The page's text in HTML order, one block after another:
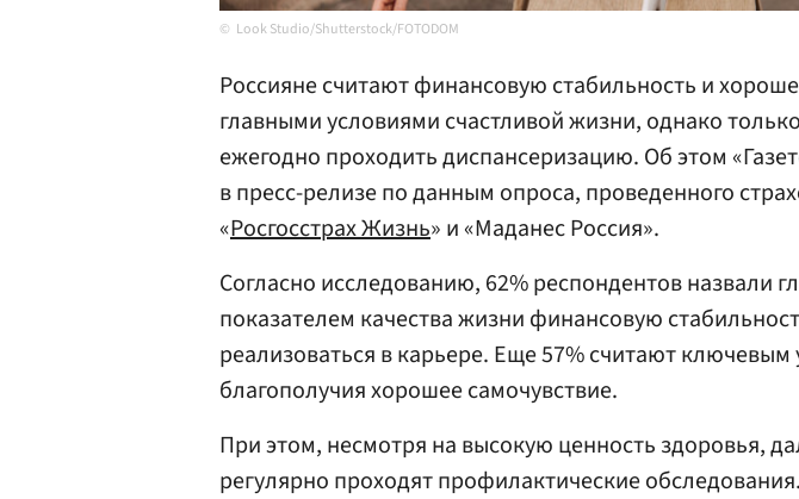
Look Studio/Shutterstock/FOTODOM
Россияне считают финансовую стабильность и
главными условиями счастливой жизни, однако
ежегодно проходить диспансеризацию. Об этом
в пресс-релизе по данным опроса, проведенного
«Росгосстрах Жизнь» и «Маданес Россия».
Согласно исследованию, 62% респондентов назвали
показателем качества жизни финансовую
реализоваться в карьере. Еще 57% считают ключевым
благополучия хорошее самочувствие.
При этом, несмотря на высокую ценность здоровья,
регулярно проходят профилактические